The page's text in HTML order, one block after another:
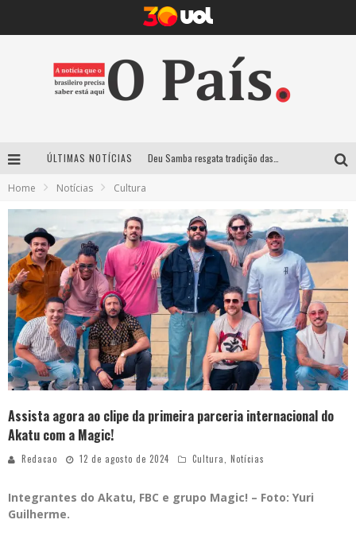
ÚLTIMAS NOTÍCIAS
Suzy Brasil traz humor ácido e contos de fadas “nonsense” para Belo Horizonte com o espetáculo “Uma Noite Horripilante”
Home Notícias Cultura
Assista agora ao clipe da primeira parceria internacional do
Akatu com a Magic!
Redacao 12 de agosto de 2024 Cultura, Notícias
Integrantes do Akatu, FBC e grupo Magic! – Foto: Yuri
Guilherme.